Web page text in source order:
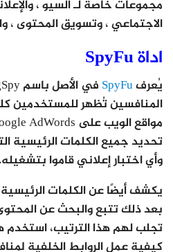
مجموعات خاصة لـ السيو ،
الاجتماعي ، وتسويق المحتوى ،
اداة SpyFu
يُعرفSpyFu
المنافسين تُظهر للمستخدمين
تحديد جميع الكلمات الرئيسية
وأي اختبار إعلاني قاموا بتشغيله.
يكشف أيضًا عن الكلمات
بعد ذلك تتبع والبحث عن
تجلب لهم هذا الترتيب، استخدم
كيفية عمل الروابط الخلفية